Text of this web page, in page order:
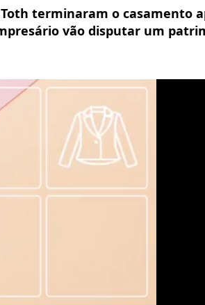
terminaram o casamento
vão disputar um